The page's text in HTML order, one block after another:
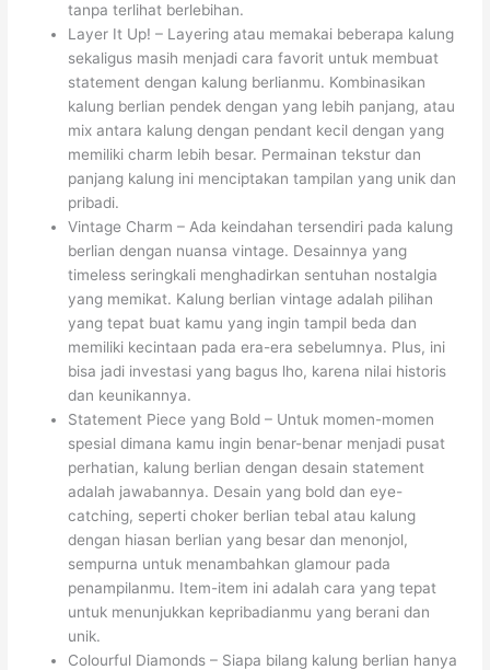
tanpa terlihat berlebihan.
Layer It Up! – Layering atau memakai beberapa kalung
sekaligus masih menjadi cara favorit untuk membuat
statement dengan kalung berlianmu. Kombinasikan
kalung berlian pendek dengan yang lebih panjang, atau
mix antara kalung dengan pendant kecil dengan yang
memiliki charm lebih besar. Permainan tekstur dan
panjang kalung ini menciptakan tampilan yang unik dan
pribadi.
Vintage Charm – Ada keindahan tersendiri pada kalung
berlian dengan nuansa vintage. Desainnya yang
timeless seringkali menghadirkan sentuhan nostalgia
yang memikat. Kalung berlian vintage adalah pilihan
yang tepat buat kamu yang ingin tampil beda dan
memiliki kecintaan pada era-era sebelumnya. Plus, ini
bisa jadi investasi yang bagus lho, karena nilai historis
dan keunikannya.
Statement Piece yang Bold – Untuk momen-momen
spesial dimana kamu ingin benar-benar menjadi pusat
perhatian, kalung berlian dengan desain statement
adalah jawabannya. Desain yang bold dan eye-
catching, seperti choker berlian tebal atau kalung
dengan hiasan berlian yang besar dan menonjol,
sempurna untuk menambahkan glamour pada
penampilanmu. Item-item ini adalah cara yang tepat
untuk menunjukkan kepribadianmu yang berani dan
unik.
Colourful Diamonds – Siapa bilang kalung berlian hanya